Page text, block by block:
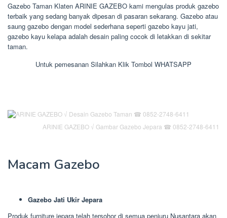
Gazebo Taman Klaten ARINIE GAZEBO kami mengulas produk gazebo
terbaik yang sedang banyak dipesan di pasaran sekarang. Gazebo atau
saung gazebo dengan model sederhana seperti gazebo kayu jati,
gazebo kayu kelapa adalah desain paling cocok di letakkan di sekitar
taman.
Untuk pemesanan Silahkan Klik Tombol WHATSAPP
ARINIE GAZEBO √ Gambar Gazebo Jepara ☎ 0852-2748-6411
Macam Gazebo
Gazebo Jati Ukir Jepara
Produk furniture jepara telah tersohor di semua penjuru Nusantara akan